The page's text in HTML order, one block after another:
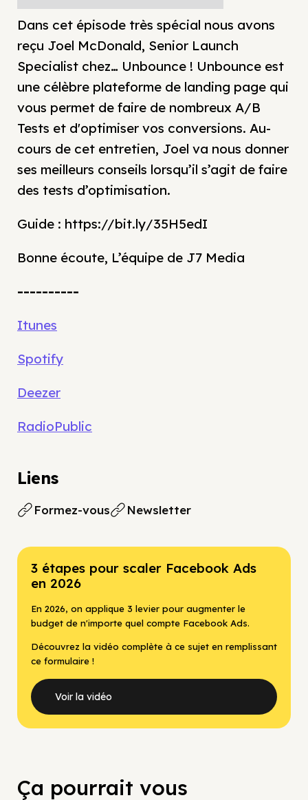
Dans cet épisode très spécial nous avons
reçu Joel McDonald, Senior Launch
Specialist chez… Unbounce ! Unbounce est
une célèbre plateforme de landing page qui
vous permet de faire de nombreux A/B
Tests et d'optimiser vos conversions. Au-
cours de cet entretien, Joel va nous donner
ses meilleurs conseils lorsqu’il s’agit de faire
des tests d’optimisation.
Guide : https://bit.ly/35H5edI
Bonne écoute, L’équipe de J7 Media
----------
Itunes
Spotify
Deezer
RadioPublic
Liens
Formez-vous Newsletter
3 étapes pour scaler Facebook Ads
en 2026
En 2026, on applique 3 levier pour augmenter le
budget de n'importe quel compte Facebook Ads.
Découvrez la vidéo complète à ce sujet en remplissant
ce formulaire !
Voir la vidéo
Ça pourrait vous